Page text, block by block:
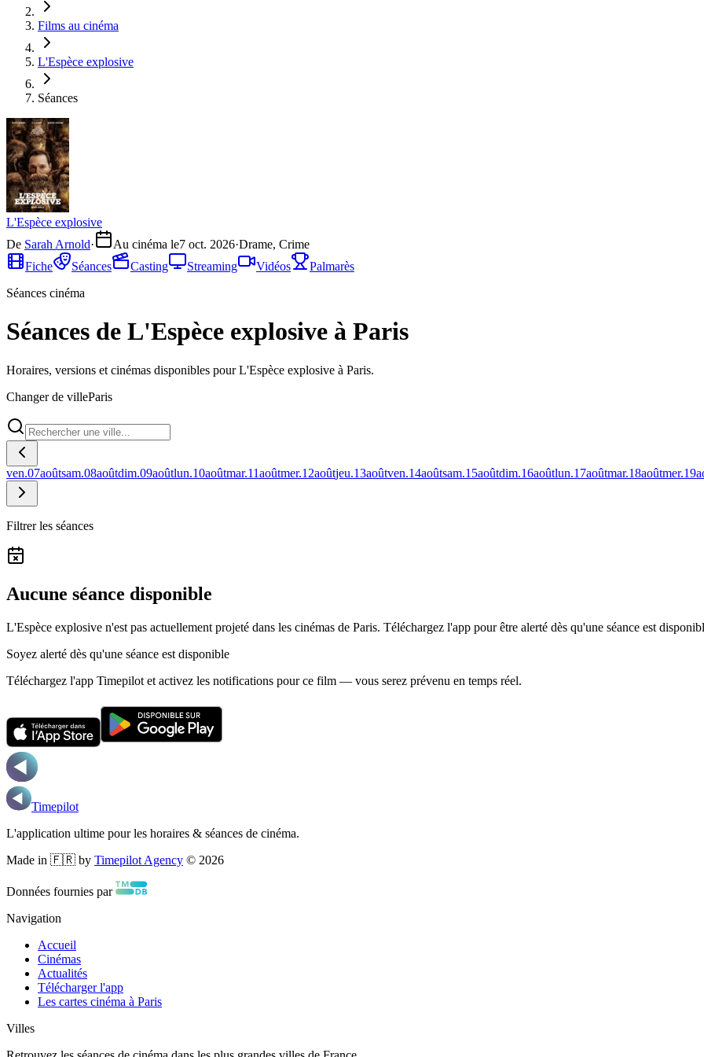
Films au cinéma
L'Espèce explosive
Séances
L'Espèce explosive
De Sarah Arnold· Au cinéma le7 oct. 2026·Drame, Crime
Fiche
Séances Casting Streaming Vidéos
Palmarès
Séances cinéma
Séances de L'Espèce explosive à Paris
Horaires, versions et cinémas disponibles pour L'Espèce explosive à Paris.
Changer de villeParis
ven.07aoûtsam.08aoûtdim.09aoûtlun.10aoûtmar.11aoûtmer.12aoûtjeu.13aoûtven.14aoûtsam.15aoûtdim.16aoûtlun.17aoûtmar.18aoûtmer.19
Filtrer les séances
Aucune séance disponible
L'Espèce explosive n'est pas actuellement projeté dans les cinémas de Paris. Téléchargez l'app pour être alerté dès qu'une séance est
Soyez alerté dès qu'une séance est disponible
Téléchargez l'app Timepilot et activez les notifications pour ce film — vous serez prévenu en temps réel.
Timepilot
L'application ultime pour les horaires & séances de cinéma.
Made in 🇫🇷 by Timepilot Agency © 2026
Données fournies par
Navigation
Accueil
Cinémas
Actualités
Télécharger l'app
Les cartes cinéma à Paris
Villes